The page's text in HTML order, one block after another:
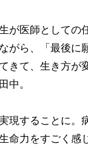
が医師として
がら、「最後に
きて、生き方が
中。
現することに。
命力をすごく感